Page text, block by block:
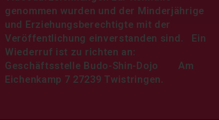
genommen wurden und der Minderjährige
und Erziehungsberechtigte mit der
Veröffentlichung einverstanden sind. Ein
Wiederruf ist zu richten an:
Geschäftsstelle Budo-Shin-Dojo Am
Eichenkamp 7 27239 Twistringen.